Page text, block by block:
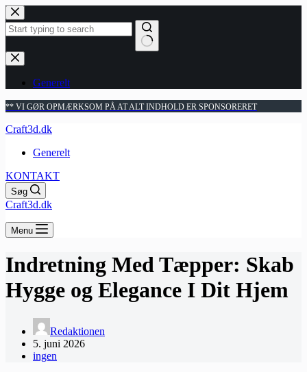
Fortsæt
til
indhold
Ingen
resultater
Generelt
** VI GØR OPMÆRKSOM PÅ AT ALT INDHOLD ER SPONSORERET
Craft3d.dk
Generelt
KONTAKT
Søg
Craft3d.dk
Menu
Indretning Med Tæpper: Skab
Hygge og Elegance I Dit Hjem
Redaktionen
5. juni 2026
ingen